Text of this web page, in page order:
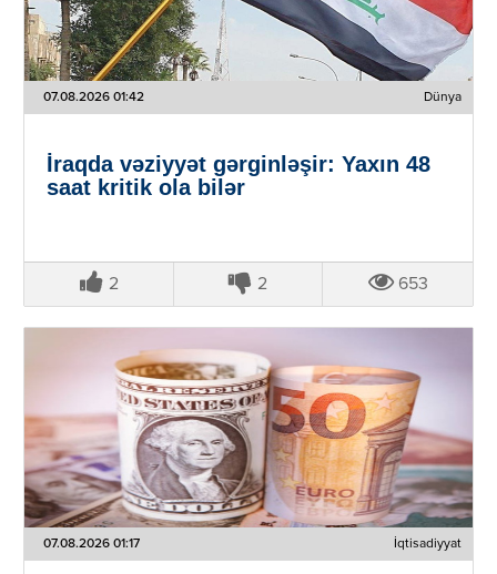
07.08.2026 01:42 Dünya
İraqda vəziyyət gərginləşir: Yaxın 48
saat kritik ola bilər
2 2 653
07.08.2026 01:17 İqtisadiyyat